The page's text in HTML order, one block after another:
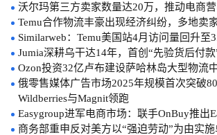
沃尔玛第三方卖家数量达20万，推动电商
Temu合作物流丰豪出现经济纠纷，多地卖
Similarweb：Temu美国站4月访问量回升至
Jumia深耕乌干达14年，首创“先验货后付
Ozon投资32亿卢布建设萨哈林岛大型物流
俄零售媒体广告市场2025年规模首次突破
Wildberries与Magnit领跑
Easygroup进军电商市场：联手OnBuy推出
商务部重申反对美方以“强迫劳动”为由实